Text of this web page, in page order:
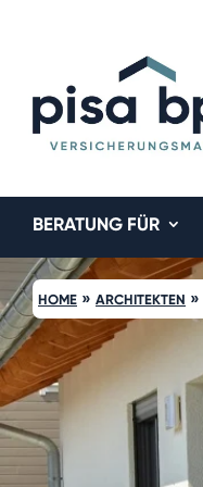
BERATUNG FÜR
HOME » ARCHITEKTEN »